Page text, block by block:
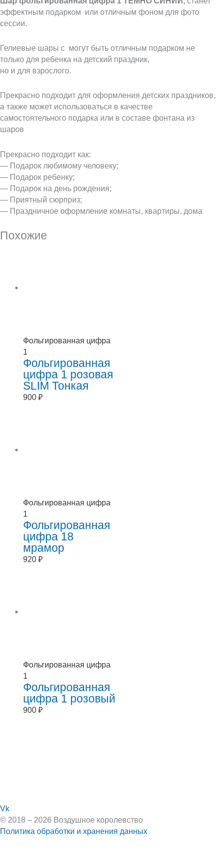
эффектным подарком или отличным фоном для фото
сессии.
Гелиевые шары с могут быть отличным подарком не
только для ребенка на детский праздник,
но и для взрослого.
Прекрасно подходит для оформления детских праздников,
а также может использоваться в качестве
самостоятельного подарка или в составе фонтана из
шаров
Прекрасно подходит как:
— Подарок любимому человеку;
— Подарок ребенку;
— Подарок на день рождения;
— Приятный сюрприз;
— Праздничное оформление комнаты, квартиры, дома
Похожие
Фольгированная цифра
1
Фольгированная
цифра 1 розовая
SLIM Тонкая
900 ₽
Фольгированная цифра
1
Фольгированная
цифра 18
мрамор
920 ₽
Фольгированная цифра
1
Фольгированная
цифра 1 розовый
900 ₽
Vk
© 2018 – 2026 Воздушное королевство
Политика обработки и хранения данных